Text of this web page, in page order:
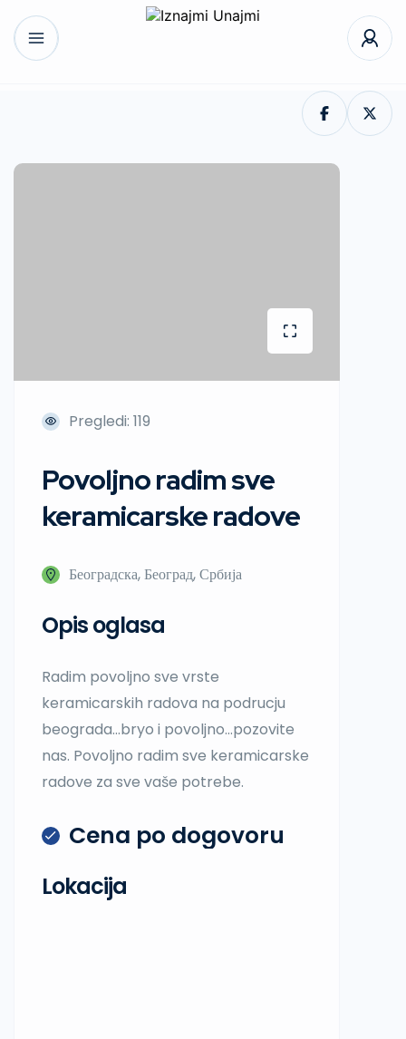
Pregledi: 119
Povoljno radim sve
keramicarske radove
Београдска, Београд, Србија
Opis oglasa
Radim povoljno sve vrste
keramicarskih radova na podrucju
beograda…bryo i povoljno…pozovite
nas. Povoljno radim sve keramicarske
radove za sve vaše potrebe.
Cena po dogovoru
Lokacija